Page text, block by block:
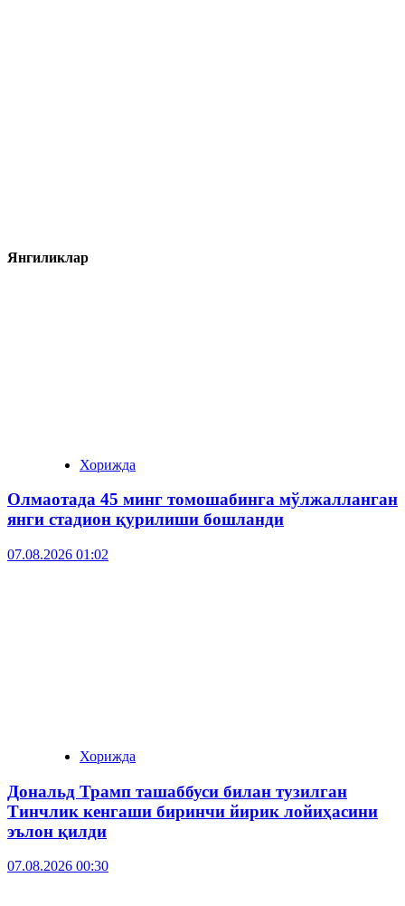
Янгиликлар
Хорижда
Олмаотада 45 минг томошабинга мўлжалланган
янги стадион қурилиши бошланди
07.08.2026 01:02
Хорижда
Дональд Трамп ташаббуси билан тузилган
Тинчлик кенгаши биринчи йирик лойиҳасини
эълон қилди
07.08.2026 00:30